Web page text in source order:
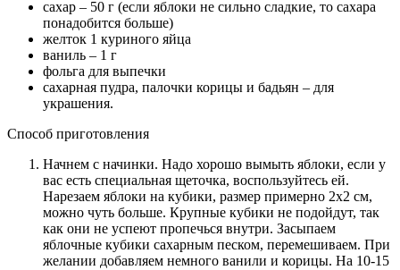
сахар – 50 г (если яблоки не сильно сладкие, то сахара
понадобится больше)
желток 1 куриного яйца
ваниль – 1 г
фольга для выпечки
сахарная пудра, палочки корицы и бадьян – для
украшения.
Способ приготовления
Начнем с начинки. Надо хорошо вымыть яблоки, если у
вас есть специальная щеточка, воспользуйтесь ей.
Нарезаем яблоки на кубики, размер примерно 2х2 см,
можно чуть больше. Крупные кубики не подойдут, так
как они не успеют пропечься внутри. Засыпаем
яблочные кубики сахарным песком, перемешиваем. При
желании добавляем немного ванили и корицы. На 10-15